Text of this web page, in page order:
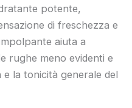
potente,
di freschezza e
aiuta a
rughe meno evidenti e
la tonicità generale del